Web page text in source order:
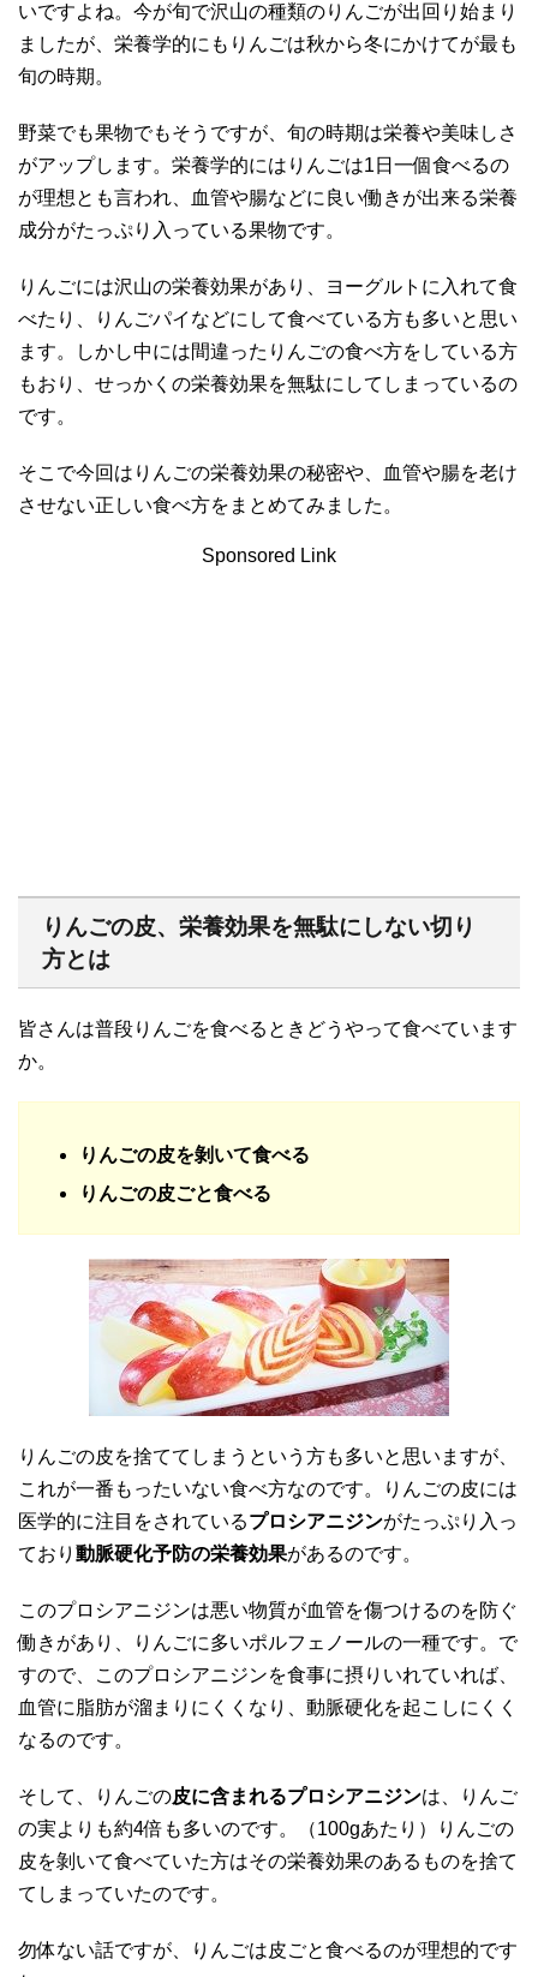
いですよね。今が旬で沢山の種類のりんごが出回り始まり
ましたが、栄養学的にもりんごは秋から冬にかけてが最も
旬の時期。
野菜でも果物でもそうですが、旬の時期は栄養や美味しさ
がアップします。栄養学的にはりんごは1日一個食べるの
が理想とも言われ、血管や腸などに良い働きが出来る栄養
成分がたっぷり入っている果物です。
りんごには沢山の栄養効果があり、ヨーグルトに入れて食
べたり、りんごパイなどにして食べている方も多いと思い
ます。しかし中には間違ったりんごの食べ方をしている方
もおり、せっかくの栄養効果を無駄にしてしまっているの
です。
そこで今回はりんごの栄養効果の秘密や、血管や腸を老け
させない正しい食べ方をまとめてみました。
Sponsored Link
りんごの皮、栄養効果を無駄にしない切り
方とは
皆さんは普段りんごを食べるときどうやって食べています
か。
りんごの皮を剝いて食べる
りんごの皮ごと食べる
りんごの皮を捨ててしまうという方も多いと思いますが、
これが一番もったいない食べ方なのです。りんごの皮には
医学的に注目をされているプロシアニジンがたっぷり入っ
ており 動脈硬化予防の栄養効果があるのです。
このプロシアニジンは悪い物質が血管を傷つけるのを防ぐ
働きがあり、りんごに多いポルフェノールの一種です。で
すので、このプロシアニジンを食事に摂りいれていれば、
血管に脂肪が溜まりにくくなり、動脈硬化を起こしにくく
なるのです。
そして、りんごの皮に含まれるプロシアニジンは、りんご
の実よりも約4倍も多いのです。（100gあたり）りんごの
皮を剝いて食べていた方はその栄養効果のあるものを捨て
てしまっていたのです。
勿体ない話ですが、りんごは皮ごと食べるのが理想的です